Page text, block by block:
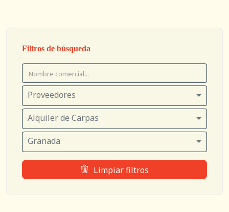
Filtros de búsqueda
Proveedores
Alquiler de Carpas
Granada
Limpiar filtros